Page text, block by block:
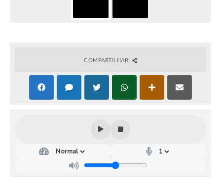
COMPARTILHAR